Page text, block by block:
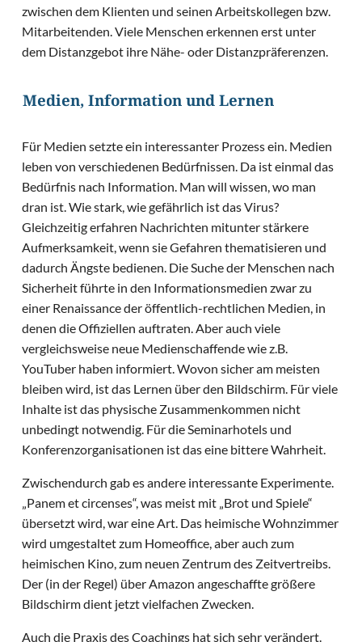
zwischen dem Klienten und seinen Arbeitskollegen bzw.
Mitarbeitenden. Viele Menschen erkennen erst unter
dem Distanzgebot ihre Nähe- oder Distanzpräferenzen.
Medien, Information und Lernen
Für Medien setzte ein interessanter Prozess ein. Medien
leben von verschiedenen Bedürfnissen. Da ist einmal das
Bedürfnis nach Information. Man will wissen, wo man
dran ist. Wie stark, wie gefährlich ist das Virus?
Gleichzeitig erfahren Nachrichten mitunter stärkere
Aufmerksamkeit, wenn sie Gefahren thematisieren und
dadurch Ängste bedienen. Die Suche der Menschen nach
Sicherheit führte in den Informationsmedien zwar zu
einer Renaissance der öffentlich-rechtlichen Medien, in
denen die Offiziellen auftraten. Aber auch viele
vergleichsweise neue Medienschaffende wie z.B.
YouTuber haben informiert. Wovon sicher am meisten
bleiben wird, ist das Lernen über den Bildschirm. Für viele
Inhalte ist das physische Zusammenkommen nicht
unbedingt notwendig. Für die Seminarhotels und
Konferenzorganisationen ist das eine bittere Wahrheit.
Zwischendurch gab es andere interessante Experimente.
„Panem et circenses“, was meist mit „Brot und Spiele“
übersetzt wird, war eine Art. Das heimische Wohnzimmer
wird umgestaltet zum Homeoffice, aber auch zum
heimischen Kino, zum neuen Zentrum des Zeitvertreibs.
Der (in der Regel) über Amazon angeschaffte größere
Bildschirm dient jetzt vielfachen Zwecken.
Auch die Praxis des Coachings hat sich sehr verändert.